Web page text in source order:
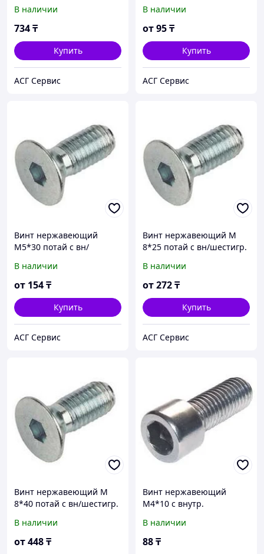
В наличии
734₸
Купить
АСГ Сервис
В наличии
от95₸
Купить
АСГ Сервис
Винт нержавеющий
М5*30 потай с вн/
В наличии
от 154₸
Купить
АСГ Сервис
Винт нержавеющий М
8*25 потай с вн/шестигр.
В наличии
от272₸
Купить
АСГ Сервис
Винт нержавеющий М
8*40 потай с вн/шестигр.
В наличии
от448₸
Винт нержавеющий
М4*10 с внутр.
912
В наличии
88₸